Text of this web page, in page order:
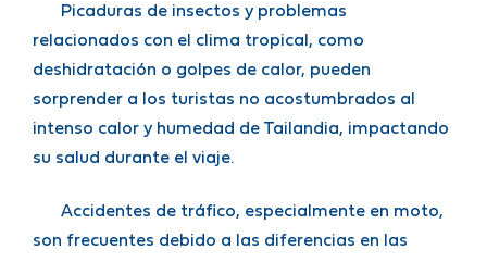
Picaduras de insectos y problemas
relacionados con el clima tropical, como
deshidratación o golpes de calor, pueden
sorprender a los turistas no acostumbrados al
intenso calor y humedad de Tailandia, impactando
su salud durante el viaje.
Accidentes de tráfico, especialmente en moto,
son frecuentes debido a las diferencias en las